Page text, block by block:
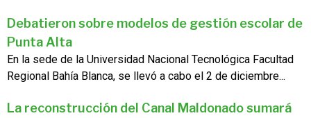
Debatieron sobre modelos de gestión escolar de
Punta Alta
En la sede de la Universidad Nacional Tecnológica Facultad
Regional Bahía Blanca, se llevó a cabo el 2 de diciembre...
La reconstrucción del Canal Maldonado sumará